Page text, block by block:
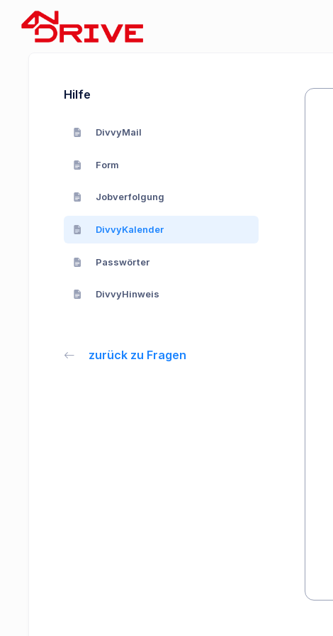
Hilfe
DivvyMail
Form
Jobverfolgung
DivvyKalender
Passwörter
DivvyHinweis
zurück zu Fragen